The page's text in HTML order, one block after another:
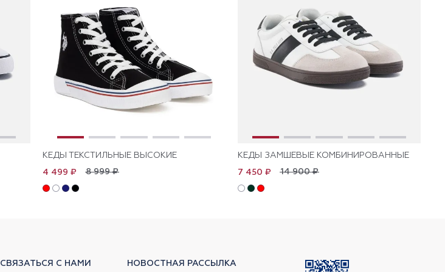
КЕДЫ ТЕКСТИЛЬНЫЕ ВЫСОКИЕ
8 999 ₽
4 499 ₽
КЕДЫ ЗАМШЕВЫЕ КОМБИНИРОВАННЫЕ
14 900 ₽
7 450 ₽
СВЯЗАТЬСЯ С НАМИ НОВОСТНАЯ РАССЫЛКА